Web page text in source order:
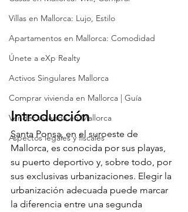
Villas en Mallorca: Lujo, Estilo
Apartamentos en Mallorca: Comodidad
Únete a eXp Realty
Activos Singulares Mallorca
Comprar vivienda en Mallorca | Guía
Vender vivienda en Mallorca
Aspectos legales y fiscales
Introducción
Santa Ponsa, en el suroeste de
Mallorca, es conocida por sus playas,
su puerto deportivo y, sobre todo, por
sus exclusivas urbanizaciones. Elegir la
urbanización adecuada puede marcar
la diferencia entre una segunda